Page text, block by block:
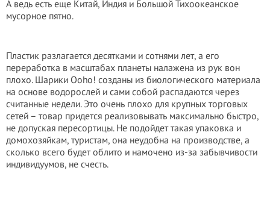
А ведь есть еще Китай, Индия и Большой Тихоокеанское
мусорное пятно.
Пластик разлагается десятками и сотнями лет, а его
переработка в масштабах планеты налажена из рук вон
плохо. Шарики Ooho! созданы из биологического материала
на основе водорослей и сами собой распадаются через
считанные недели. Это очень плохо для крупных торговых
сетей – товар придется реализовывать максимально быстро,
не допуская пересортицы. Не подойдет такая упаковка и
домохозяйкам, туристам, она неудобна на производстве, а
сколько всего будет облито и намочено из-за забывчивости
индивидуумов, не счесть.